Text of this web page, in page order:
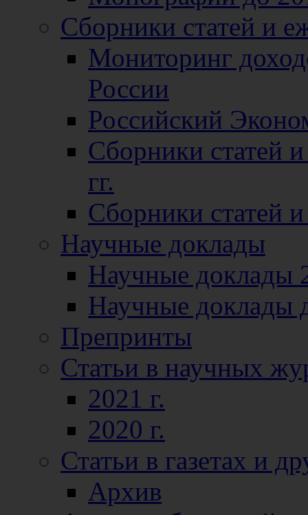
Сборники статей и
Мониторинг
России
Российский
Сборники статей
гг.
Сборники статей
Научные доклады
Научные доклады
Научные доклады
Препринты
Статьи в научных
2021 г.
2020 г.
Статьи в газетах и
Архив